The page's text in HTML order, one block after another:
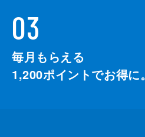
03
毎月もらえる
1,200ポイントでお得に。